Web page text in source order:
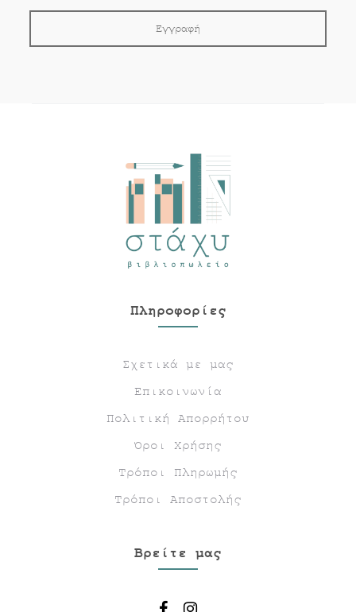
Πληροφορίες
Σχετικά με μας
Επικοινωνία
Πολιτική Απορρήτου
Όροι Χρήσης
Τρόποι Πληρωμής
Τρόποι Αποστολής
Βρείτε μας